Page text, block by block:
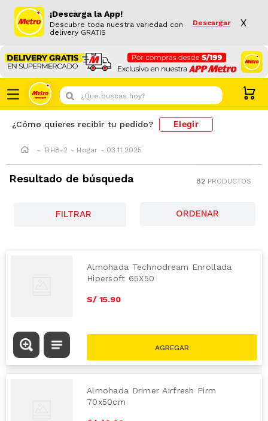
¡Descarga la App!
Descubre toda nuestra variedad con
delivery GRATIS
Descargar X
¿Que buscas hoy?
¿Cómo quieres recibir tu pedido? Elegir
BH8-2 - Hogar - 03.11.2025
Resultado de búsqueda 82 PRODUCTOS
FILTRAR
Almohada Technodream Enrollada
Hipersoft 65X50
S/ 15.90
Almohada Drimer Airfresh Firm
70x50cm